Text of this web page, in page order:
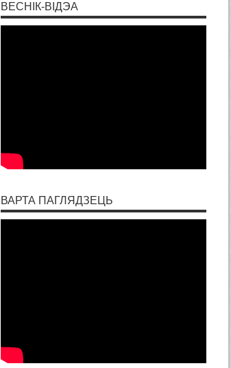
ВЕСНІК-ВІДЭА
ВАРТА ПАГЛЯДЗЕЦЬ